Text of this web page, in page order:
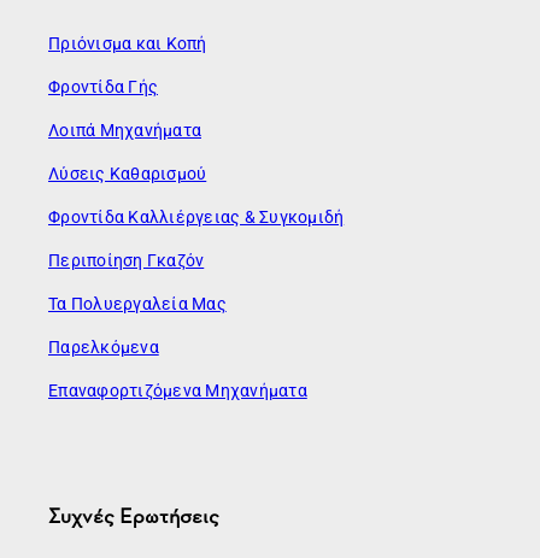
Πριόνισμα και Κοπή
Φροντίδα Γής
Λοιπά Μηχανήματα
Λύσεις Καθαρισμού
Φροντίδα Καλλιέργειας & Συγκομιδή
Περιποίηση Γκαζόν
Τα Πολυεργαλεία Μας
Παρελκόμενα
Επαναφορτιζόμενα Μηχανήματα
Συχνές Ερωτήσεις